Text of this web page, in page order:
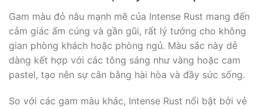
Gam màu đỏ nâu mạnh mẽ của Intense Rust mang đến
cảm giác ấm cúng và gần gũi, rất lý tưởng cho không
gian phòng khách hoặc phòng ngủ. Màu sắc này dễ
dàng kết hợp với các tông sáng như vàng hoặc cam
pastel, tạo nên sự cân bằng hài hòa và đầy sức sống.
So với các gam màu khác, Intense Rust nổi bật bởi vẻ